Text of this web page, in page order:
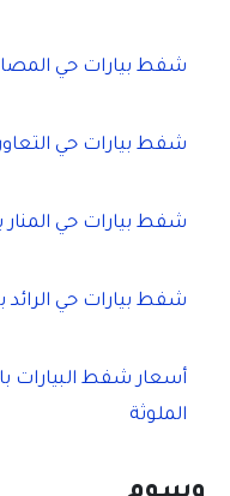
شفط بيارات حي
شفط بيارات حي
شفط بيارات حي المنار
شفط بيارات حي الرائد
أسعار شفط البيارات
الملوثة